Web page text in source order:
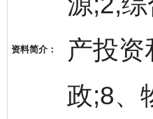
资料简介：
产投
政;8、